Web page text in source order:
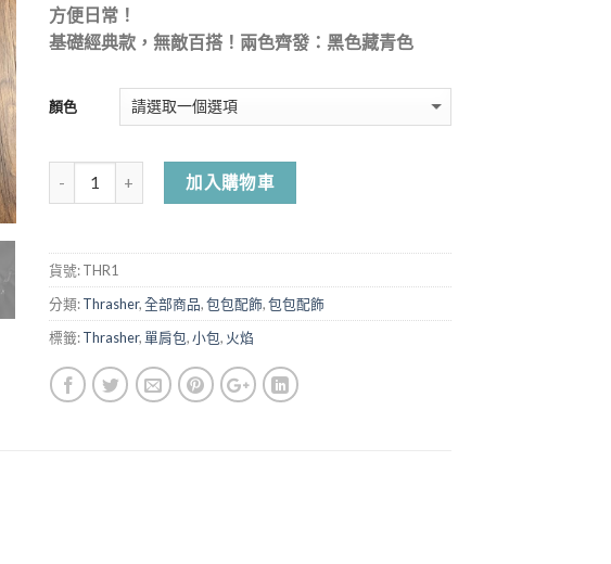
方便日常！
基礎經典款，無敵百搭！兩色齊發：黑色藏青色
顏色
加入購物車
貨號:THR1
分類:Thrasher,全部商品,包包配飾,包包配飾
標籤:Thrasher, 單肩包,小包, 火焰